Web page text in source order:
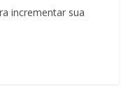
incrementar sua